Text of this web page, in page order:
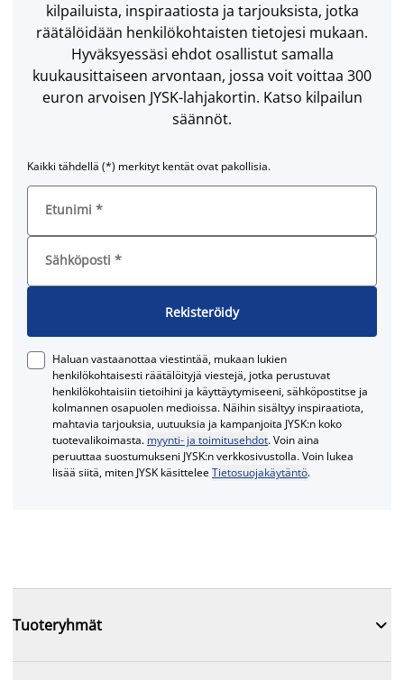
kilpailuista, inspiraatiosta ja tarjouksista, jotka
räätälöidään henkilökohtaisten tietojesi mukaan.
Hyväksyessäsi ehdot osallistut samalla
kuukausittaiseen arvontaan, jossa voit voittaa 300
euron arvoisen JYSK-lahjakortin. Katso kilpailun
säännöt.
Kaikki tähdellä (*) merkityt kentät ovat pakollisia.
Etunimi *
Sähköposti *
Rekisteröidy
Haluan vastaanottaa viestintää, mukaan lukien
henkilökohtaisesti räätälöityjä viestejä, jotka perustuvat
henkilökohtaisiin tietoihini ja käyttäytymiseeni, sähköpostitse ja
kolmannen osapuolen medioissa. Näihin sisältyy inspiraatiota,
mahtavia tarjouksia, uutuuksia ja kampanjoita JYSK:n koko
tuotevalikoimasta. myynti- ja toimitusehdot. Voin aina
peruuttaa suostumukseni JYSK:n verkkosivustolla. Voin lukea
lisää siitä, miten JYSK käsitteleeTietosuojakäytäntö.
Tuoteryhmät 